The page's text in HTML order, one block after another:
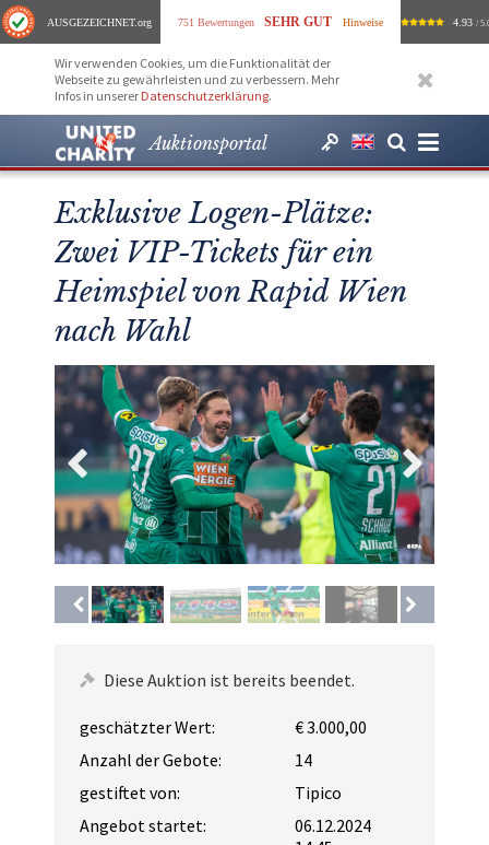
AUSGEZEICHNET.org 751 Bewertungen SEHR GUT Hinweise 4.93 /
Wir verwenden Cookies, um die Funktionalität der
Webseite zu gewährleisten und zu verbessern. Mehr
Infos in unserer Datenschutzerklärung.
Auktionsportal
Exklusive Logen-Plätze:
Zwei VIP-Tickets für ein
Heimspiel von Rapid Wien
nach Wahl
Diese Auktion ist bereits beendet.
geschätzter Wert:
€ 3.000,00
Anzahl der Gebote:
14
gestiftet von:
Tipico
Angebot startet:
06.12.2024